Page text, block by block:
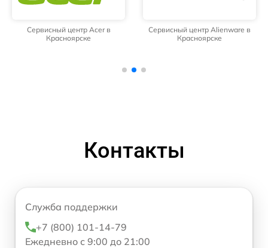
Сервисный центр Acer в
Красноярске
Сервисный центр Alienware в
Красноярске
Контакты
Служба поддержки
+7 (800) 101-14-79
Ежедневно с 9:00 до 21:00